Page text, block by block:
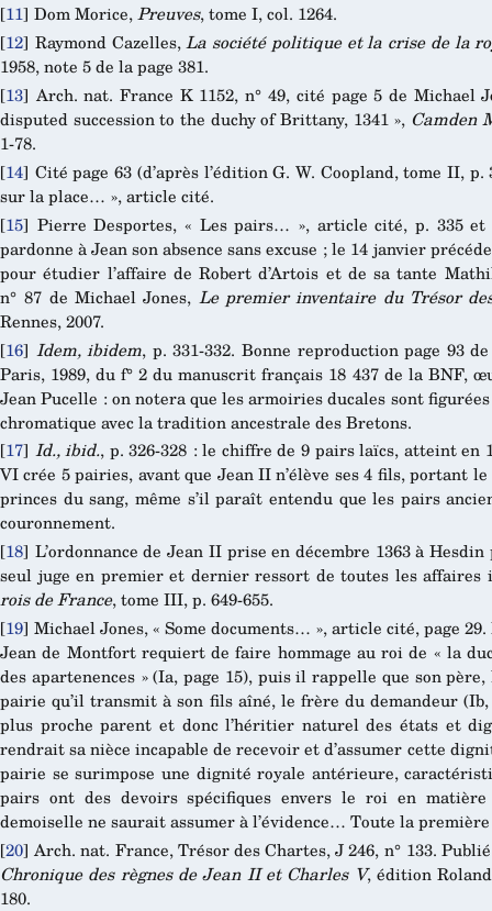
[11] Dom Morice,Preuves, tome I, col. 1264.
[12] Raymond Cazelles,La société politique et la crise de la
1958, note 5 de la page 381.
[13] Arch. nat. France K 1152, n° 49, cité page 5 de Michael
disputed succession to the duchy of Brittany, 1341 », Camden
1-78.
[14] Cité page 63 (d’après l’édition G. W. Coopland, tome II,
sur la place… », article cité.
[15] Pierre Desportes, « Les pairs… », article cité, p. 335
pardonne à Jean son absence sans excuse ; le 14 janvier
pour étudier l’affaire de Robert d’Artois et de sa tante
n° 87 de Michael Jones, Le premier inventaire du Trésor
Rennes, 2007.
[16] Idem, ibidem, p. 331-332. Bonne reproduction page 93
Paris, 1989, du f° 2 du manuscrit français 18 437 de la BNF,
Jean Pucelle : on notera que les armoiries ducales sont
chromatique avec la tradition ancestrale des Bretons.
[17] Id., ibid., p. 326-328 : le chiffre de 9 pairs laïcs, atteint en
VI crée 5 pairies, avant que Jean II n’élève ses 4 fils, portant
princes du sang, même s’il paraît entendu que les pairs
couronnement.
[18] L’ordonnance de Jean II prise en décembre 1363 à
seul juge en premier et dernier ressort de toutes les
rois de France, tome III, p. 649-655.
[19] Michael Jones, « Some documents… », article cité, page
Jean de Montfort requiert de faire hommage au roi de « la
des apartenences » (Ia, page 15), puis il rappelle que son
pairie qu’il transmit à son fils aîné, le frère du demandeur
plus proche parent et donc l’héritier naturel des états et
rendrait sa nièce incapable de recevoir et d’assumer cette
pairie se surimpose une dignité royale antérieure,
pairs ont des devoirs spécifiques envers le roi en
demoiselle ne saurait assumer à l’évidence… Toute la
[20]Arch. nat. France, Trésor des Chartes, J 246, n° 133.
Chronique des règnes de Jean II et Charles V, édition
180.